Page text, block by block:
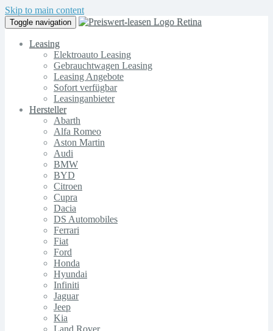
Skip to main content
Toggle navigation
Leasing
Elektroauto Leasing
Gebrauchtwagen Leasing
Leasing Angebote
Sofort verfügbar
Leasinganbieter
Hersteller
Abarth
Alfa Romeo
Aston Martin
Audi
BMW
BYD
Citroen
Cupra
Dacia
DS Automobiles
Ferrari
Fiat
Ford
Honda
Hyundai
Infiniti
Jaguar
Jeep
Kia
Land Rover